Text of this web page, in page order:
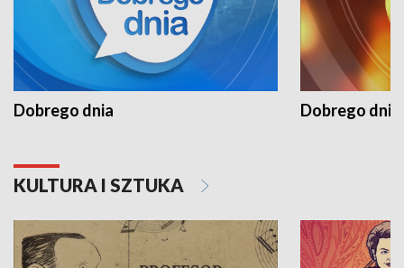
Dobrego dnia Dobrego dnia
KULTURA I SZTUKA